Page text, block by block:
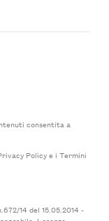
consentita a
Policye i Termini
14 del 15.05.2014 -